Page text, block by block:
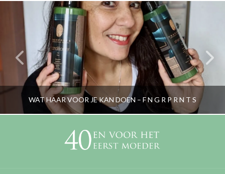
WAT HAAR VOOR JE KAN DOEN – F N G R P R N T S
RORYBLOKZIJL